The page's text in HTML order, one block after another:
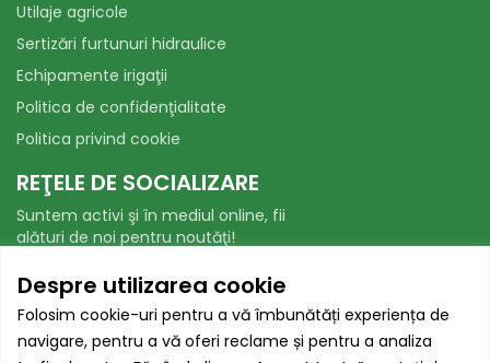
Despre utilizarea cookie
Folosim cookie-uri pentru a vă îmbunătăți experiența de
navigare, pentru a vă oferi reclame și pentru a analiza
Utilaje agricole
Sertizări furtunuri hidraulice
Echipamente irigaţii
Politica de confidenţialitate
Politica privind cookie
REŢELE DE SOCIALIZARE
Suntem activi şi în mediul online, fii
alături de noi pentru noutăţi!
Facebook WhatsApp
AUTORITATEA NAȚIONALĂ PENTRU
PROTECȚIA CONSUMATORILOR